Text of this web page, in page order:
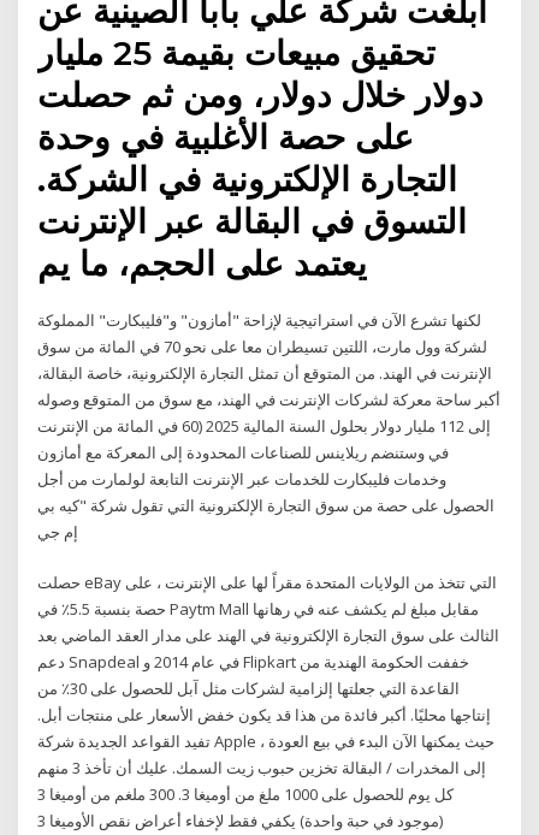
أبلغت شركة علي بابا الصينية عن
تحقيق مبيعات بقيمة 25 مليار
دولار خلال دولار، ومن ثم حصلت
على حصة الأغلبية في وحدة
التجارة الإلكترونية في الشركة.
التسوق في البقالة عبر الإنترنت
يعتمد على الحجم، ما يم
لكنها تشرع الآن في استراتيجية لإزاحة "أمازون" و"فليبكارت" المملوكة
لشركة وول مارت، اللتين تسيطران معا على نحو 70 في المائة من سوق
الإنترنت في الهند. من المتوقع أن تمثل التجارة الإلكترونية، خاصة البقالة،
أكبر ساحة معركة لشركات الإنترنت في الهند، مع سوق من المتوقع وصوله
إلى 112 مليار دولار بحلول السنة المالية 2025 (60 في المائة من الإنترنت
في وستنضم ريلاينس للصناعات المحدودة إلى المعركة مع أمازون
وخدمات فليبكارت للخدمات عبر الإنترنت التابعة لولمارت من أجل
الحصول على حصة من سوق التجارة الإلكترونية التي تقول شركة "كيه بي
إم جي
حصلت eBay التي تتخذ من الولايات المتحدة مقراً لها على الإنترنت ، على
حصة بنسبة 5.5٪ في Paytm Mall مقابل مبلغ لم يكشف عنه في رهانها
الثالث على سوق التجارة الإلكترونية في الهند على مدار العقد الماضي بعد
دعم Snapdeal في عام 2014 و Flipkart خففت الحكومة الهندية من
القاعدة التي جعلتها إلزامية لشركات مثل آبل للحصول على 30٪ من
إنتاجها محليًا. أكبر فائدة من هذا قد يكون خفض الأسعار على منتجات أبل.
تفيد القواعد الجديدة شركة Apple ، حيث يمكنها الآن البدء في بيع العودة
إلى المخدرات / البقالة تخزين حبوب زيت السمك. عليك أن تأخذ 3 منهم
كل يوم للحصول على 1000 ملغ من أوميغا 3. 300 ملغم من أوميغا 3
(موجود في حبة واحدة) يكفي فقط لإخفاء أعراض نقص الأوميغا 3